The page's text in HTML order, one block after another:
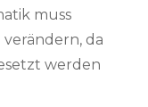
muss
da
werden